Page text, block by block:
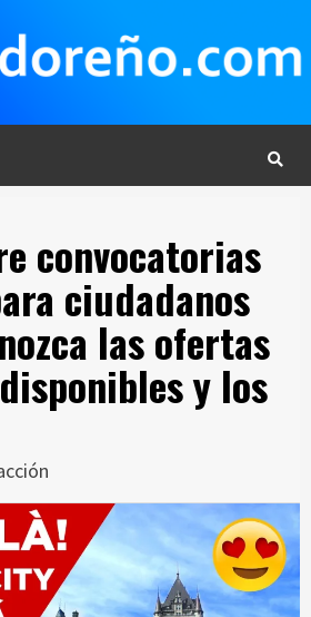
convocatorias
ciudadanos
las ofertas
y los